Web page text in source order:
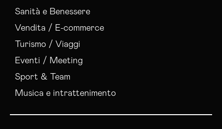
Sanità e Benessere
Vendita / E-commerce
Turismo / Viaggi
Eventi / Meeting
Sport & Team
Musica e intrattenimento